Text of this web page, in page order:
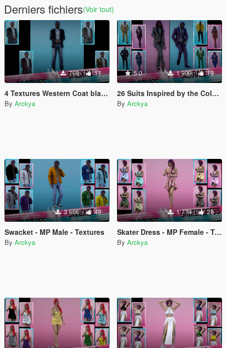
Derniers fichiers(Voir tout)
708 11
4 Textures Western Coat blazer - CRISXAN
By Arckya
5.0 1 999 19
26 Suits Inspired by the Colors of Lore Businesses - SILKRAZE
By Arckya
3 666 49
Swacket - MP Male - Textures
By Arckya
1 774 28
Skater Dress - MP Female - Textures
By Arckya